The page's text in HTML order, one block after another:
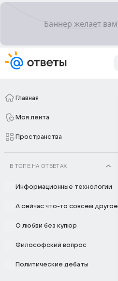
Главная
Моя лента
Пространства
В ТОПЕ НА ОТВЕТАХ
Информационные технологии
А сейчас что-то совсем другое
О любви без купюр
Философский вопрос
Политические дебаты